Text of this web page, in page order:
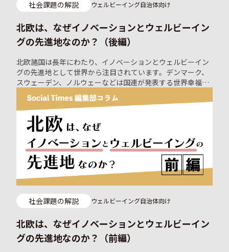
のような「ピンとこない感覚」が生まれるのでしょうか？ こ
できていないことが原因ではないか？という仮説をもとに作
られたのが「逆プロポVoice」です。
社会課題の解説 ウェルビーイング自治体向け
北欧は、なぜイノベーションとウェルビーイン
グの先進地なのか？（後編）
北欧諸国は長年にわたり、イノベーションとウェルビーイン
グの先進地として世界から注目されています。デンマーク、
スウェーデン、ノルウェーなどは国連が発表する世界幸福度
ランキングで常に上位に位置しており、社会全体の幸福を重
視した政策が特徴です。これらの国々では、生活の質を向上
させるためのテクノロジーの活用や、政治に対し、市民参加
を促す取り組みが積極的に行われています。 本稿では、前編
に引き続き、北欧のイノベーションとウェルビーイングに学
ぶクローズドのコミュニティ「D.GARAGE in JAPAN」が
2024年4月に開催したキックオフイベントでの講演の様子を
レポートします。 持続的にイノベーションが起こるエコシス
テムを研究し、実践する「株式会社リ・パブリック」共同代
表の市川文子さんによる「北欧のイノベーションに対する考
え方」の基調講演です。
社会課題の解説 ウェルビーイング自治体向け
北欧は、なぜイノベーションとウェルビーイン
グの先進地なのか？（前編）